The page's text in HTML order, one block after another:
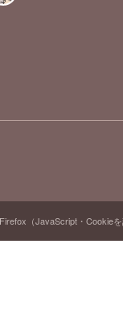
（JavaScript・Cookie